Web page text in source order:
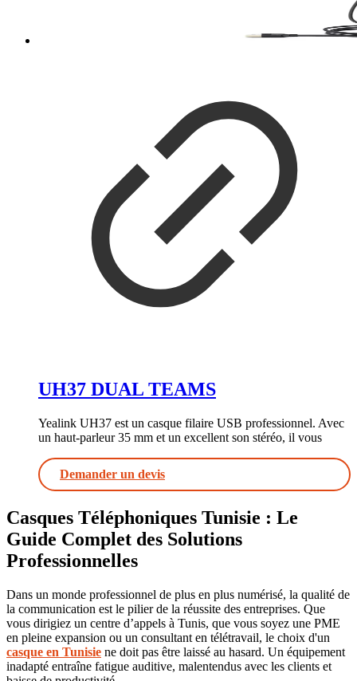
UH37 DUAL TEAMS
Yealink UH37 est un casque filaire USB professionnel. Avec
un haut-parleur 35 mm et un excellent son stéréo, il vous
Demander un devis
Casques Téléphoniques Tunisie : Le
Guide Complet des Solutions
Professionnelles
Dans un monde professionnel de plus en plus numérisé, la qualité de
la communication est le pilier de la réussite des entreprises. Que
vous dirigiez un centre d’appels à Tunis, que vous soyez une PME
en pleine expansion ou un consultant en télétravail, le choix d'un
casque en Tunisie ne doit pas être laissé au hasard. Un équipement
inadapté entraîne fatigue auditive, malentendus avec les clients et